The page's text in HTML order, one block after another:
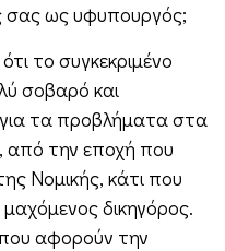
σας ως υφυπουργός;
το συγκεκριμένο
σοβαρό και
για τα προβλήματα στα
την εποχή που
Νομικής, κάτι που
δικηγόρος.
αφορούν την